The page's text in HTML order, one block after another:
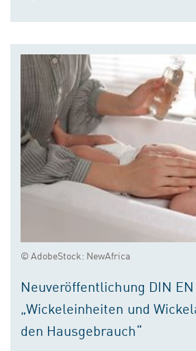
© AdobeStock: NewAfrica
Neuveröffentlichung DIN EN
„Wickeleinheiten und
den Hausgebrauch“